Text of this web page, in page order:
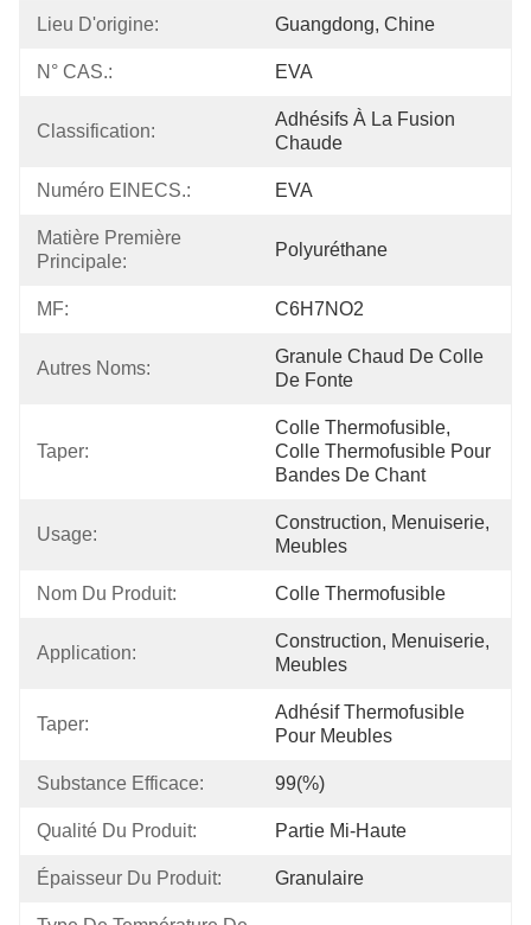
Lieu D'origine: Guangdong, Chine
N° CAS.: EVA
Classification:
Adhésifs À La Fusion
Chaude
Numéro EINECS.: EVA
Matière Première
Principale:
Polyuréthane
MF: C6H7NO2
Autres Noms:
Granule Chaud De Colle
De Fonte
Taper:
Colle Thermofusible,
Colle Thermofusible Pour
Bandes De Chant
Usage:
Construction, Menuiserie,
Meubles
Nom Du Produit: Colle Thermofusible
Application:
Construction, Menuiserie,
Meubles
Taper:
Adhésif Thermofusible
Pour Meubles
Substance Efficace: 99(%)
Qualité Du Produit: Partie Mi-Haute
Épaisseur Du Produit: Granulaire